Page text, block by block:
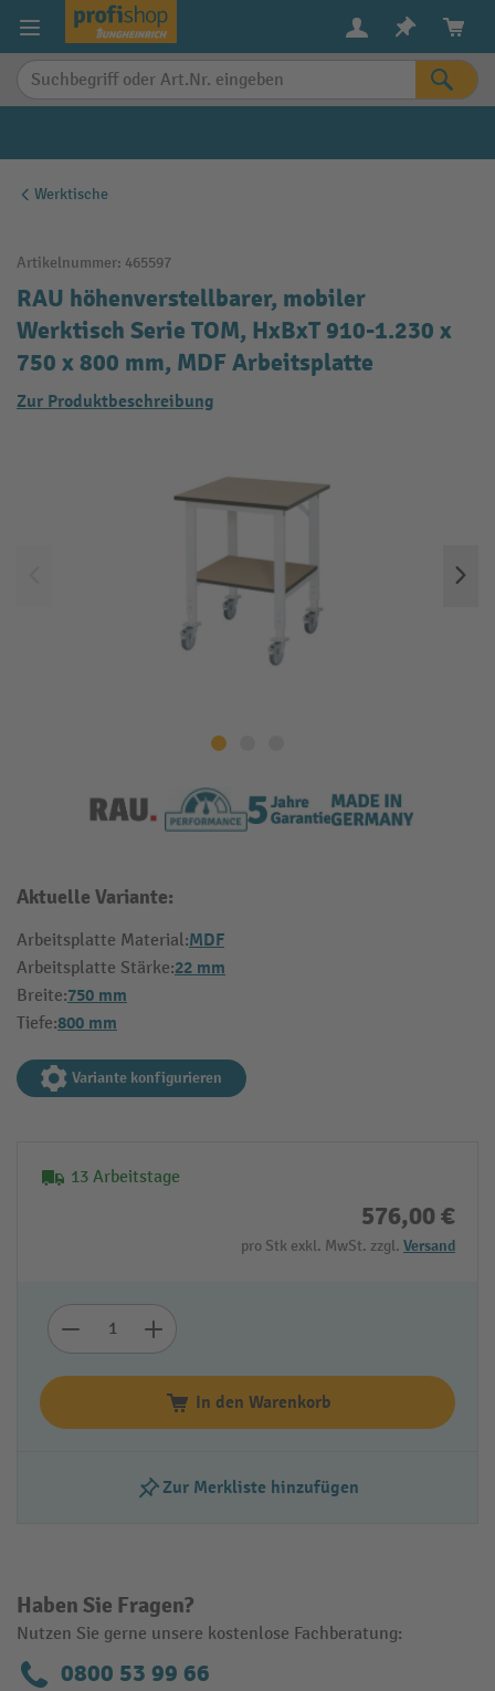
springen
Werktische
Artikelnummer: 465597
RAU höhenverstellbarer, mobiler
Werktisch Serie TOM, HxBxT 910-1.230 x
750 x 800 mm, MDF Arbeitsplatte
Zur Produktbeschreibung
Aktuelle Variante:
Arbeitsplatte Material:MDF
Arbeitsplatte Stärke:22 mm
Breite:750 mm
Tiefe:800 mm
Variante konfigurieren
13 Arbeitstage
576,00 €
pro Stk exkl. MwSt. zzgl. Versand
In den Warenkorb
Zur Merkliste hinzufügen
Haben Sie Fragen?
Nutzen Sie gerne unsere kostenlose Fachberatung:
0800 53 99 66